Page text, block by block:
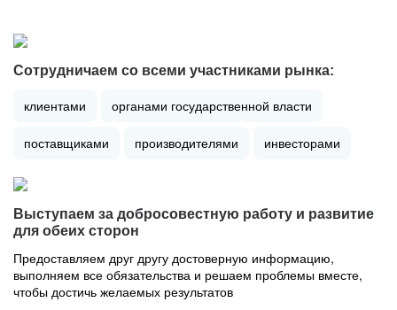
Сотрудничаем со всеми участниками рынка:
клиентами органами государственной власти
поставщиками производителями инвесторами
Выступаем за добросовестную работу и развитие
для обеих сторон
Предоставляем друг другу достоверную информацию,
выполняем все обязательства и решаем проблемы вместе,
чтобы достичь желаемых результатов